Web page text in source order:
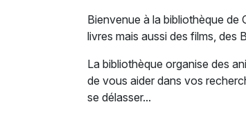
Bienvenue à la bibliothèque
livres mais aussi des films, des
La bibliothèque organise des
de vous aider dans vos
se délasser...